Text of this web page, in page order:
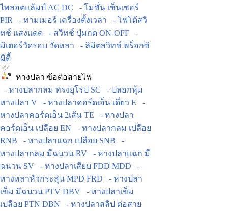
ไพลอตแล้มป์ AC DC
- โมชั่น เซ็นเซอร์
PIR
- ทามเมอร์ เครื่องตั้งเวลา
- โฟโต้สวิ
ทช์ แสงแดด
- สวิทช์ ปุ่มกด ON-OFF
-
มิเตอร์วัดรอบ วัดหลา
- ลิมิตสวิทช์ พร็อกซิ
มิตี้
หางปลา ข้อต่อสายไฟ
- หางปลากลม ทรงยุโรป SC
- ปลอกหุ้ม
หางปลา V
- หางปลาคอร์ดเอ็น เดี่ยว E
-
หางปลาคอร์ดเอ็น 2เส้น TE
- หางปลา
คอร์ดเอ็น เปลือย EN
- หางปลากลม เปลือย
RNB
- หางปลาแฉก เปลือย SNB
-
หางปลากลม มีฉนวน RV
- หางปลาแฉก มี
ฉนวน SV
- หางปลาเสียบ FDD MDD
-
หางหลาหัวกระสุน MPD FRD
- หางปลา
เข็ม มีฉนวน PTV DBV
- หางปลาเข็ม
เปลือย PTN DBN
- หางปลาสลิป ต่อสาย